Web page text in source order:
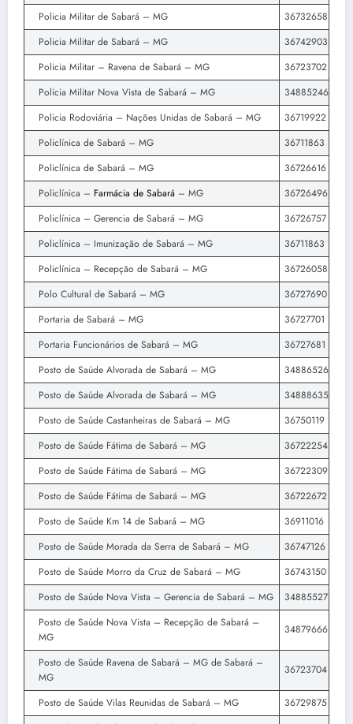
Policia Militar de Sabará – MG
36732658
Policia Militar de Sabará – MG
36742903
Policia Militar – Ravena de Sabará – MG
36723702
Policia Militar Nova Vista de Sabará – MG
34885246
Policia Rodoviária – Nações Unidas de Sabará – MG
36719922
Policlínica de Sabará – MG
36711863
Policlínica de Sabará – MG
36726616
Policlínica – Farmácia de Sabará – MG
36726496
Policlínica – Gerencia de Sabará – MG
36726757
Policlínica – Imunização de Sabará – MG
36711863
Policlínica – Recepção de Sabará – MG
36726058
Polo Cultural de Sabará – MG
36727690
Portaria de Sabará – MG
36727701
Portaria Funcionários de Sabará – MG
36727681
Posto de Saúde Alvorada de Sabará – MG
34886526
Posto de Saúde Alvorada de Sabará – MG
34888635
Posto de Saúde Castanheiras de Sabará – MG
36750119
Posto de Saúde Fátima de Sabará – MG
36722254
Posto de Saúde Fátima de Sabará – MG
36722309
Posto de Saúde Fátima de Sabará – MG
36722672
Posto de Saúde Km 14 de Sabará – MG
36911016
Posto de Saúde Morada da Serra de Sabará – MG
36747126
Posto de Saúde Morro da Cruz de Sabará – MG
36743150
Posto de Saúde Nova Vista – Gerencia de Sabará – MG
34885527
Posto de Saúde Nova Vista – Recepção de Sabará –
MG
34879666
Posto de Saúde Ravena de Sabará – MG de Sabará –
MG
36723704
Posto de Saúde Vilas Reunidas de Sabará – MG
36729875